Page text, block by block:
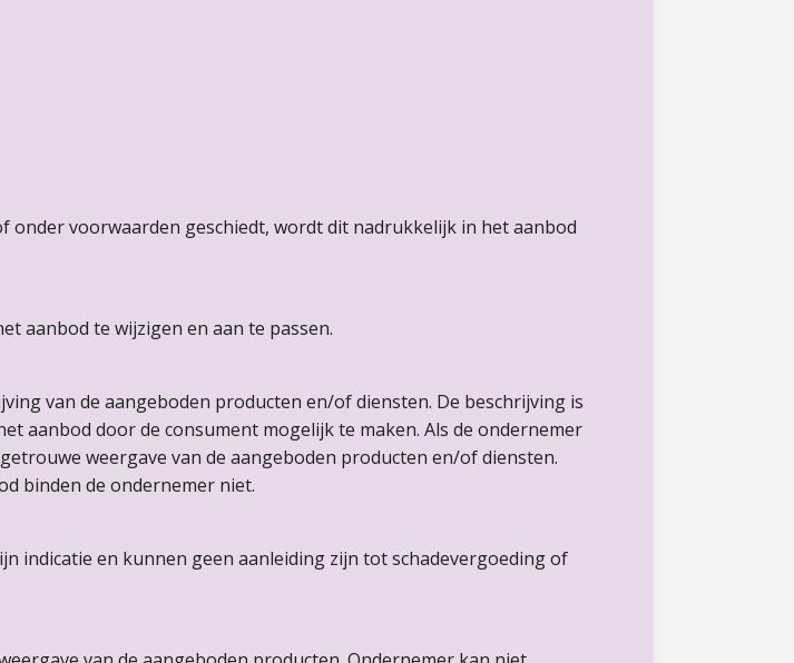
voorwaarden geschiedt, wordt dit nadrukkelijk in het aanbod
aanbod te wijzigen en aan te passen.
van de aangeboden producten en/of diensten. De beschrijving is
aanbod door de consument mogelijk te maken. Als de ondernemer
weergave van de aangeboden producten en/of diensten.
binden de ondernemer niet.
indicatie en kunnen geen aanleiding zijn tot schadevergoeding of